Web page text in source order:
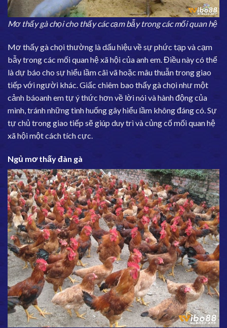
Mơ thấy gà chọi cho thấy các cạm bẫy trong các mối quan hệ
Mơ thấy gà chọi thường là dấu hiệu về sự phức tạp và cạm
bẫy trong các mối quan hệ xã hội của anh em. Điều này có thể
là dự báo cho sự hiểu lầm cãi vã hoặc mâu thuẫn trong giao
tiếp với người khác. Giấc chiêm bao thấy gà chọi như một
cảnh báoanh em tự ý thức hơn về lời nói và hành động của
mình, tránh những tình huống gây hiểu lầm không đáng có. Sự
tự chủ trong giao tiếp sẽ giúp duy trì và củng cố mối quan hệ
xã hội một cách tích cực.
Ngủ mơ thấy đàn gà